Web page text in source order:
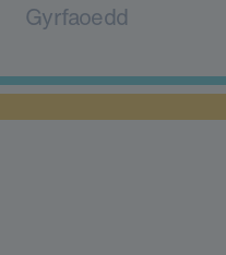
Gyrfaoedd